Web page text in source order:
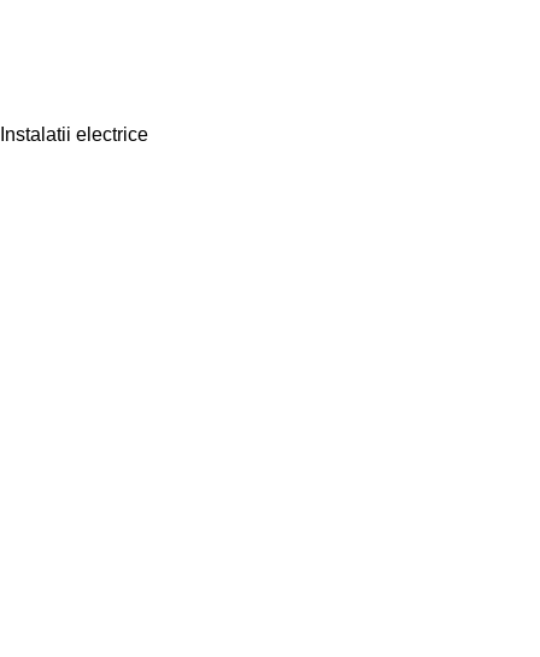
Instalatii electrice